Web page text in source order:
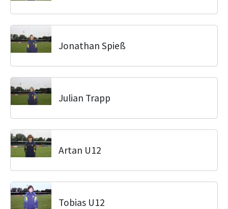
Jonathan Spieß
Julian Trapp
Artan U12
Tobias U12